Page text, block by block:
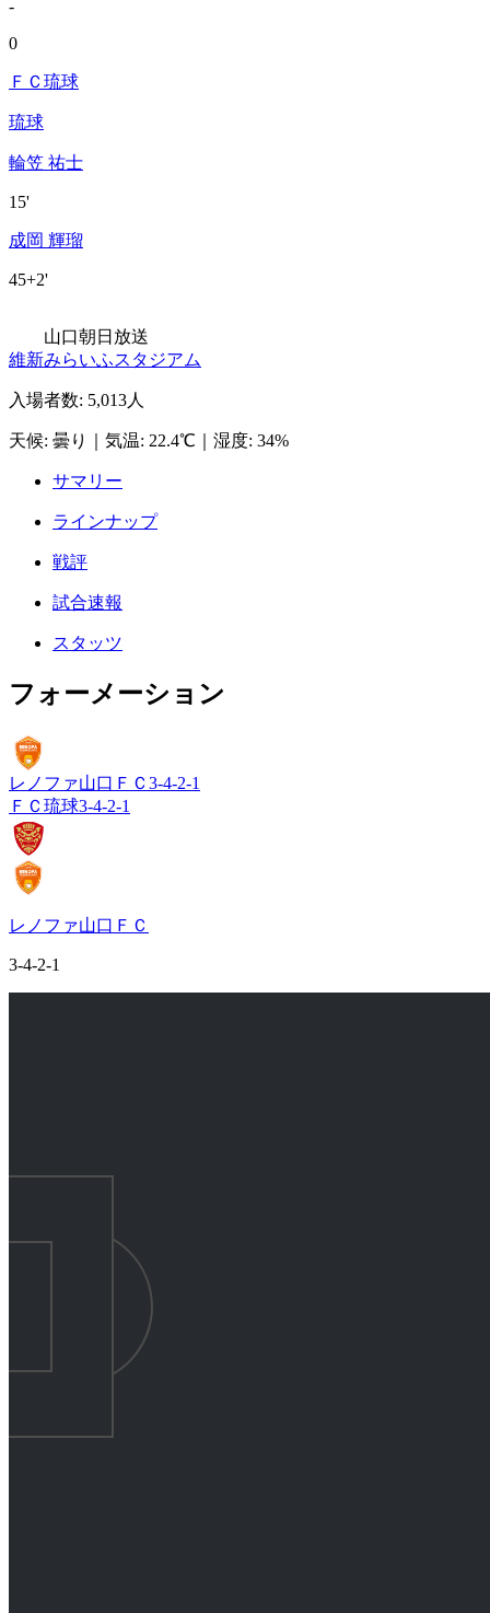
-
0
ＦＣ琉球
琉球
輪笠 祐士
15'
成岡 輝瑠
45+2'
山口朝日放送
維新みらいふスタジアム
入場者数: 5,013人
天候: 曇り 気温: 22.4℃ 湿度: 34%
サマリー
ラインナップ
戦評
試合速報
スタッツ
フォーメーション
レノファ山口ＦＣ 3-4-2-1
ＦＣ琉球3-4-2-1
レノファ山口ＦＣ
3-4-2-1